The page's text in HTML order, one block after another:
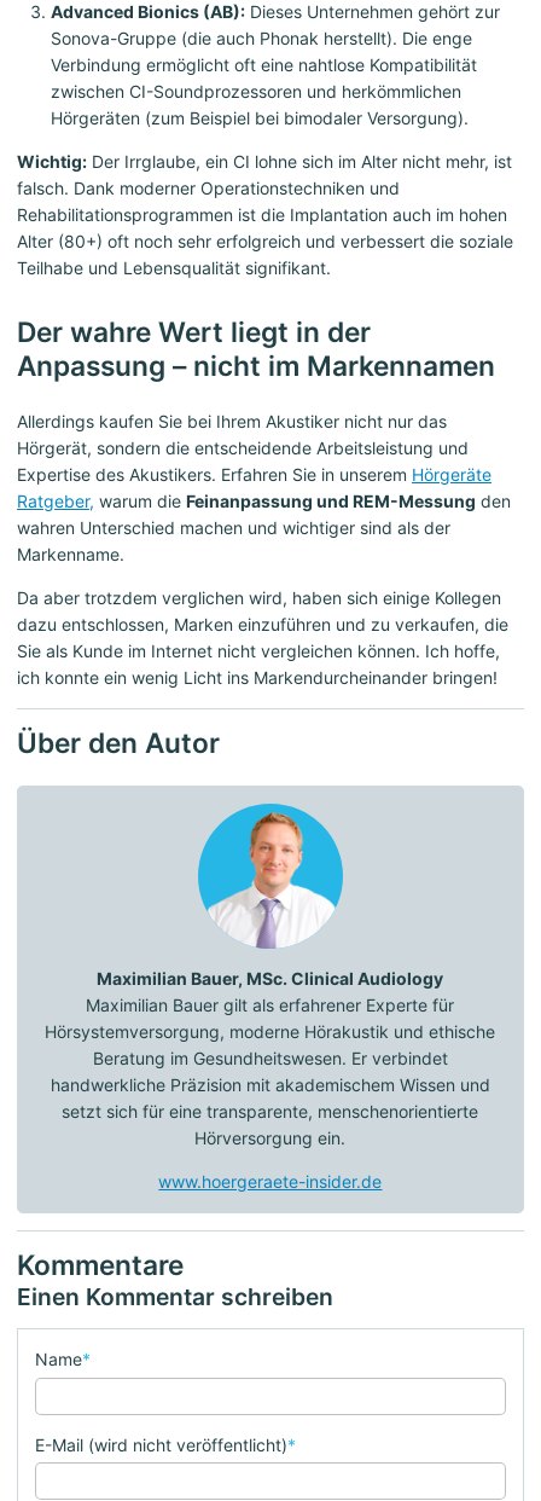
Advanced Bionics (AB): Dieses Unternehmen gehört zur
Sonova-Gruppe (die auch Phonak herstellt). Die enge
Verbindung ermöglicht oft eine nahtlose Kompatibilität
zwischen CI-Soundprozessoren und herkömmlichen
Hörgeräten (zum Beispiel bei bimodaler Versorgung).
Wichtig: Der Irrglaube, ein CI lohne sich im Alter nicht mehr, ist
falsch. Dank moderner Operationstechniken und
Rehabilitationsprogrammen ist die Implantation auch im hohen
Alter (80+) oft noch sehr erfolgreich und verbessert die soziale
Teilhabe und Lebensqualität signifikant.
Der wahre Wert liegt in der
Anpassung – nicht im Markennamen
Allerdings kaufen Sie bei Ihrem Akustiker nicht nur das
Hörgerät, sondern die entscheidende Arbeitsleistung und
Expertise des Akustikers. Erfahren Sie in unserem Hörgeräte
Ratgeber, warum die Feinanpassung und REM-Messung den
wahren Unterschied machen und wichtiger sind als der
Markenname.
Da aber trotzdem verglichen wird, haben sich einige Kollegen
dazu entschlossen, Marken einzuführen und zu verkaufen, die
Sie als Kunde im Internet nicht vergleichen können. Ich hoffe,
ich konnte ein wenig Licht ins Markendurcheinander bringen!
Über den Autor
Maximilian Bauer, MSc. Clinical Audiology
Maximilian Bauer gilt als erfahrener Experte für
Hörsystemversorgung, moderne Hörakustik und ethische
Beratung im Gesundheitswesen. Er verbindet
handwerkliche Präzision mit akademischem Wissen und
setzt sich für eine transparente, menschenorientierte
Hörversorgung ein.
www.hoergeraete-insider.de
Kommentare
Einen Kommentar schreiben
Name*
E-Mail (wird nicht veröffentlicht)*